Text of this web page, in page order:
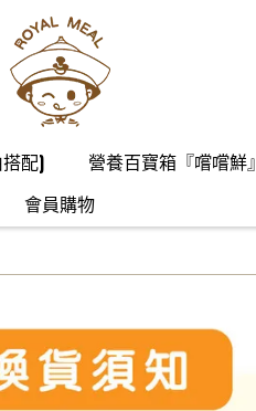
配) 營養百寶箱『嚐嚐鮮』
會員購物